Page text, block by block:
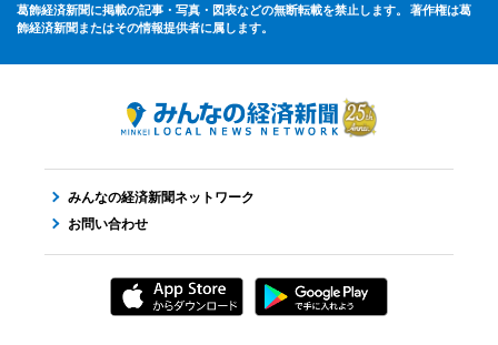
葛飾経済新聞に掲載の記事・写真・図表などの無断転載を禁止します。 著作権は葛
飾経済新聞またはその情報提供者に属します。
みんなの経済新聞ネットワーク
お問い合わせ